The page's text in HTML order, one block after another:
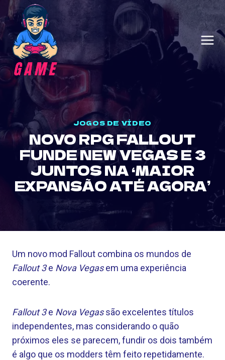
Skip
to
content
JOGOS DE VÍDEO
NOVO RPG FALLOUT
FUNDE NEW VEGAS E 3
JUNTOS NA ‘MAIOR
EXPANSÃO ATÉ AGORA’
Um novo mod Fallout combina os mundos de
Fallout 3e Nova Vegasem uma experiência
coerente.
Fallout 3e Nova Vegassão excelentes títulos
independentes, mas considerando o quão
próximos eles se parecem, fundir os dois também
é algo que os modders têm feito repetidamente.